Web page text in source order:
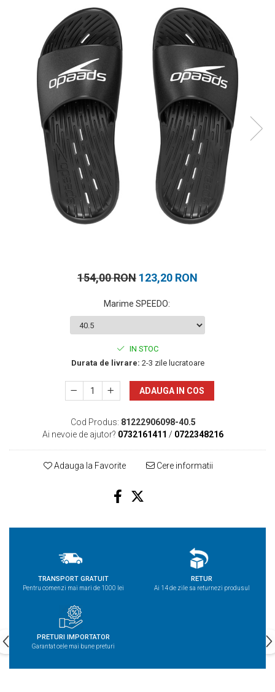
Accesorii inot
Genti si rucsacuri
Tricouri, pantaloni, bluze
Costume profesionale inot
154,00 RON 123,20 RON
Marime SPEEDO:
IN STOC
Durata de livrare: 2-3 zile lucratoare
ADAUGA IN COS
Cod Produs: 81222906098-40.5
Ai nevoie de ajutor? 0732161411 / 0722348216
Adauga la Favorite Cere informatii
TRANSPORT GRATUIT
Pentru comenzi mai mari de 1000 lei
RETUR
Ai 14 de zile sa returnezi produsul
PRETURI IMPORTATOR
Garantat cele mai bune preturi